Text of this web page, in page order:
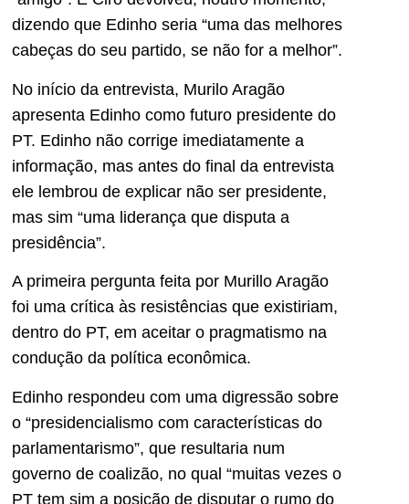
dizendo que Edinho seria “uma das melhores
cabeças do seu partido, se não for a melhor”.
No início da entrevista, Murilo Aragão
apresenta Edinho como futuro presidente do
PT. Edinho não corrige imediatamente a
informação, mas antes do final da entrevista
ele lembrou de explicar não ser presidente,
mas sim “uma liderança que disputa a
presidência”.
A primeira pergunta feita por Murillo Aragão
foi uma crítica às resistências que existiriam,
dentro do PT, em aceitar o pragmatismo na
condução da política econômica.
Edinho respondeu com uma digressão sobre
o “presidencialismo com características do
parlamentarismo”, que resultaria num
governo de coalizão, no qual “muitas vezes o
PT tem sim a posição de disputar o rumo do